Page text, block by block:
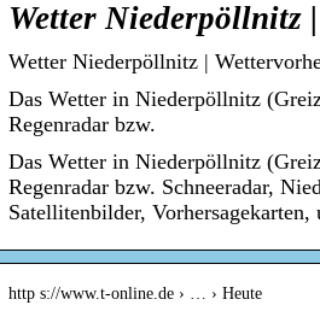
Wetter Niederpöllnitz
Wetter Niederpöllnitz |
Das Wetter in Niederpöllnitz
Regenradar bzw.
Das Wetter in Niederpöllnitz
Regenradar bzw. Schneeradar,
Satellitenbilder, Vorhersagekarten,
http s://www.t-online.de › … › Heute